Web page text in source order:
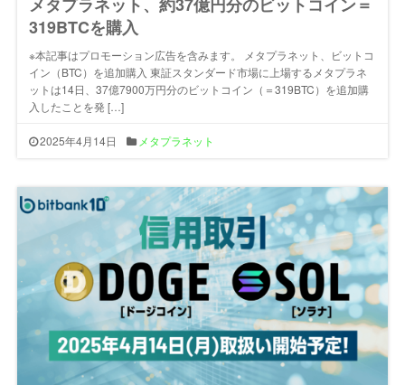
319BTCを購入
※本記事はプロモーション広告を含みます。 メタプラネット、ビットコ
イン（BTC）を追加購入 東証スタンダード市場に上場するメタプラネ
ットは14日、37億7900万円分のビットコイン（＝319BTC）を追加購
入したことを発 […]
2025年4月14日 メタプラネット